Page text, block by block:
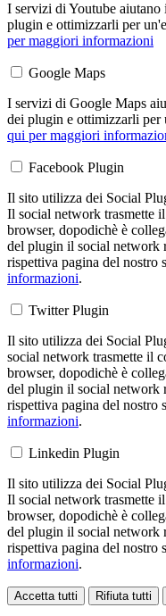
I servizi di Youtube
plugin e ottimizzarli per
per maggiori informazioni
Google Maps
I servizi di Google Maps
dei plugin e ottimizzarli per
qui per maggiori
Facebook Plugin
Il sito utilizza dei Social
Il social network trasmette
browser, dopodichè è
del plugin il social network
rispettiva pagina del nostro
informazioni.
Twitter Plugin
Il sito utilizza dei Social
social network trasmette il
browser, dopodichè è
del plugin il social network
rispettiva pagina del nostro
informazioni.
Linkedin Plugin
Il sito utilizza dei Social
Il social network trasmette
browser, dopodichè è
del plugin il social network
rispettiva pagina del nostro
informazioni.
Accetta tutti Rifiuta tutti